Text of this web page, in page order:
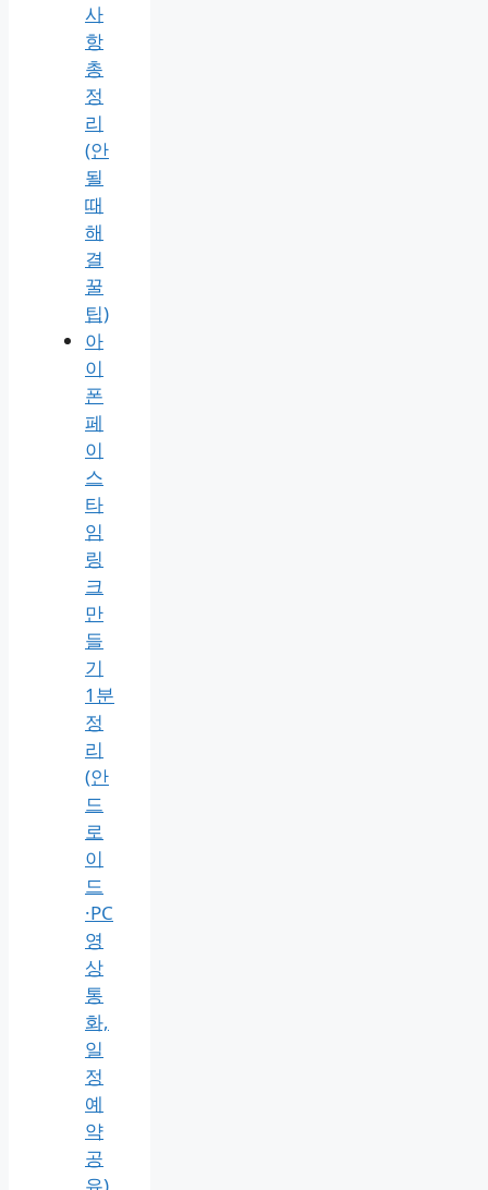
사
항
총
정
리
(안
될
때
해
결
꿀
팁)
아
이
폰
페
이
스
타
임
링
크
만
들
기
1분
정
리
(안
드
로
이
드
·PC
영
상
통
화,
일
정
예
약
공
유)